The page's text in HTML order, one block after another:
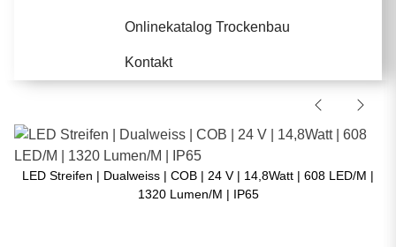
Onlinekatalog Trockenbau
Kontakt
LED Streifen | Dualweiss | COB | 24 V | 14,8Watt | 608 LED/M |
1320 Lumen/M | IP65